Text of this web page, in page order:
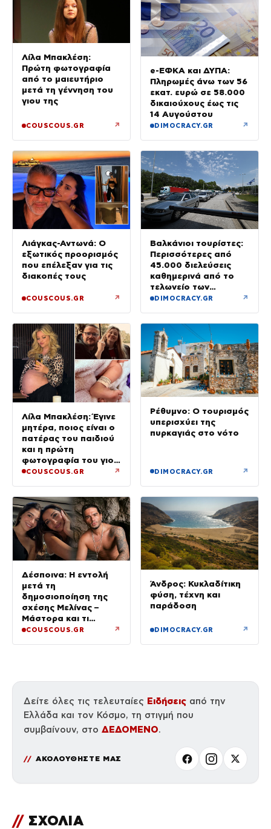
Λίλα Μπακλέση:
Πρώτη φωτογραφία
από το μαιευτήριο
μετά τη γέννηση του
γιου της
COUSCOUS.GR ↗
e-ΕΦΚΑ και ΔΥΠΑ:
Πληρωμές άνω των 56
εκατ. ευρώ σε 58.000
δικαιούχους έως τις
14 Αυγούστου
DIMOCRACY.GR ↗
Λιάγκας-Αντωνά: Ο
εξωτικός προορισμός
που επέλεξαν για τις
διακοπές τους
COUSCOUS.GR ↗
Βαλκάνιοι τουρίστες:
Περισσότερες από
45.000 διελεύσεις
καθημερινά από το
τελωνείο των
Ευζώνων
DIMOCRACY.GR ↗
Λίλα Μπακλέση: Έγινε
μητέρα, ποιος είναι ο
πατέρας του παιδιού
και η πρώτη
φωτογραφία του γιου
τους
COUSCOUS.GR ↗
Ρέθυμνο: Ο τουρισμός
υπερισχύει της
πυρκαγιάς στο νότο
DIMOCRACY.GR ↗
Δέσποινα: Η εντολή
μετά τη
δημοσιοποίηση της
σχέσης Μελίνας –
Μάστορα και τι
ζήτησε από την κόρη
COUSCOUS.GR ↗
Άνδρος: Κυκλαδίτικη
φύση, τέχνη και
παράδοση
DIMOCRACY.GR ↗
Δείτε όλες τις τελευταίες Ειδήσεις από την
Ελλάδα και τον Κόσμο, τη στιγμή που
συμβαίνουν, στο ΔΕΔΟΜΕΝΟ.
ΑΚΟΛΟΥΘΗΣΤΕ ΜΑΣ
// ΣΧΟΛΙΑ